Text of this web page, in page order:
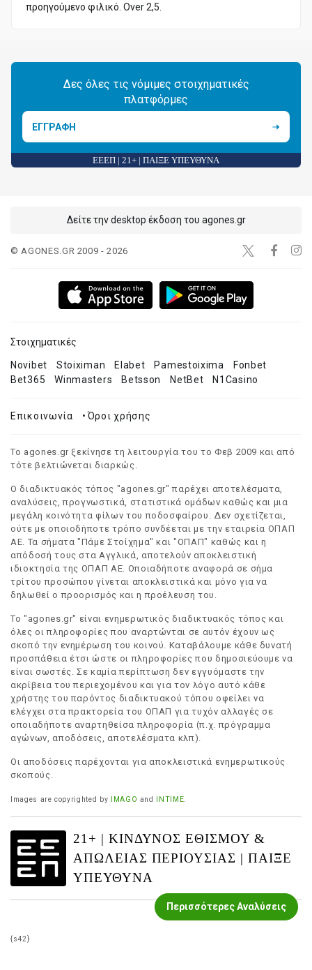
προηγούμενο φιλικό. Over 2,5.
Δες όλες τις νόμιμες στοιχηματικές
πλατφόρμες
ΕΓΓΡΑΦΗ
ΕΕΕΠ | 21+ | ΠΑΙΞΕ ΥΠΕΥΘΥΝΑ
Περισσότερες Αναλύσεις
Δείτε την desktop έκδοση του agones.gr
© AGONES.GR 2009 - 2026
Στοιχηματικές
Novibet Stoiximan Elabet Pamestoixima
Fonbet
Bet365
Winmasters Betsson NetBet N1Casino
Επικοινωνία •Όροι χρήσης
Το agones.gr ξεκίνησε τη λειτουργία του το Φεβ 2009 και από
τότε βελτιώνεται διαρκώς.
Ο διαδικτυακός τόπος "agones.gr" παρέχει αποτελέσματα,
αναλύσεις, προγνωστικά, στατιστικά ομάδων καθώς και μια
μεγάλη κοινότητα φίλων του ποδοσφαίρου. Δεν σχετίζεται,
ούτε με οποιοδήποτε τρόπο συνδέεται με την εταιρεία ΟΠΑΠ
ΑΕ. Τα σήματα "Πάμε Στοίχημα" και "ΟΠΑΠ" καθώς και η
απόδοσή τους στα Αγγλικά, αποτελούν αποκλειστική
ιδιοκτησία της ΟΠΑΠ ΑΕ. Οποιαδήποτε αναφορά σε σήμα
τρίτου προσώπου γίνεται αποκλειστικά και μόνο για να
δηλωθεί ο προορισμός και η προέλευση του.
Το "agones.gr" είναι ενημερωτικός διαδικτυακός τόπος και
όλες οι πληροφορίες που αναρτώνται σε αυτόν έχουν ως
σκοπό την ενημέρωση του κοινού. Καταβάλουμε κάθε δυνατή
προσπάθεια έτσι ώστε οι πληροφορίες που δημοσιεύουμε να
είναι σωστές. Σε καμία περίπτωση δεν εγγυόμαστε την
ακρίβεια του περιεχομένου και για τον λόγο αυτό κάθε
χρήστης του παρόντος διαδικτυακού τόπου οφείλει να
ελέγχει στα πρακτορεία του ΟΠΑΠ για τυχόν αλλαγές σε
οποιαδήποτε αναρτηθείσα πληροφορία (π.χ. πρόγραμμα
αγώνων, αποδόσεις, αποτελέσματα κλπ).
Οι αποδόσεις παρέχονται για αποκλειστικά ενημερωτικούς
σκοπούς.
Images are copyrighted by IMAGO and INTIME.
21+ | ΚΙΝΔΥΝΟΣ ΕΘΙΣΜΟΥ &
ΑΠΩΛΕΙΑΣ ΠΕΡΙΟΥΣΙΑΣ | ΠΑΙΞΕ
ΥΠΕΥΘΥΝΑ
{s42}